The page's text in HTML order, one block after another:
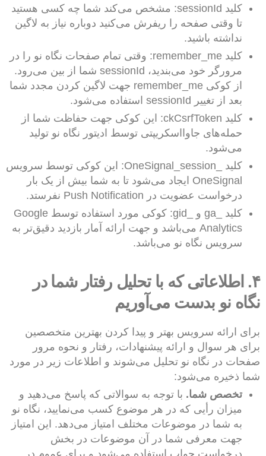
کلید sessionId: مشخص می‌کند شما چه کسی هستید
تا وقتی صفحه را ریفرش می‌کنید دوباره نیاز به لاگین
نداشته باشید.
کلید remember_me: وقتی تمام صفحات نگاه نو را در
مرورگر خود می‌بندید، sessionId شما از بین می‌رود.
از کوکی remember_me جهت لاگین کردن مجدد شما
بعد از تغییر sessionId استفاده می‌شود.
کلید ckCsrfToken: این کوکی جهت حفاظت شما از
حمله‌های جاوااسکریپتی توسط ادیتور نگاه نو تولید
می‌شود.
کلید _OneSignal_session: این کوکی توسط سرویس
OneSignal ایجاد می‌شود تا به شما بیش از یک بار
درخواست عضویت در Push Notification نفرستد.
کلید _ga و _gid:‌ کوکی مورد استفاده توسط Google
Analytics می‌باشد و جهت ارائه آمار بازدید دقیق‌تر به
سرویس نگاه نو می‌باشد.
۴. اطلاعاتی که با تحلیل رفتار شما در
نگاه نو بدست می‌آوریم
برای ارائه سرویس بهتر و پیدا کردن بهترین متخصصین
برای هر سوال و ارائه پیشنهادات، رفتار و نحوه مرور
صفحات در نگاه نو تحلیل می‌شوند و اطلاعات زیر در مورد
شما ذخیره می‌شود:
تخصص شما. با توجه به سوالاتی که پاسخ می‌دهید و
میزان رأیی که در هر موضوع کسب می‌نمایید، نگاه نو
به شما در موضوعات مختلف امتیاز می‌دهد. این امتیاز
جهت معرفی شما در آن موضوعات در بخش
درخواست جواب استفاده می‌شود و برای عموم در